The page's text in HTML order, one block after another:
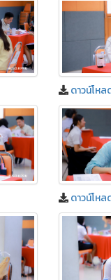
ดาวน์โหล
ดาวน์โหล